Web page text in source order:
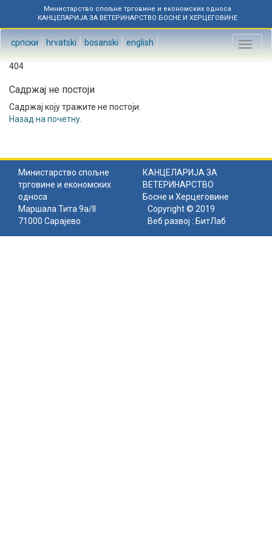
Министарство спољне трговине и економских односа
КАНЦЕЛАРИЈА ЗА ВЕТЕРИНАРСТВО БОСНЕ И ХЕРЦЕГОВИНЕ
српски hrvatski bosanski english
Toggle
404
Садржај не постоји
Садржај коју тражите не постоји.
Назад на почетну
Министарство спољне
трговине и економских
односа
КАНЦЕЛАРИЈА ЗА
ВЕТЕРИНАРСТВО
Босне и Херцеговине
Маршала Тита 9а/II
71000 Сарајево
Copyright © 2019
Веб развој : БитЛаб